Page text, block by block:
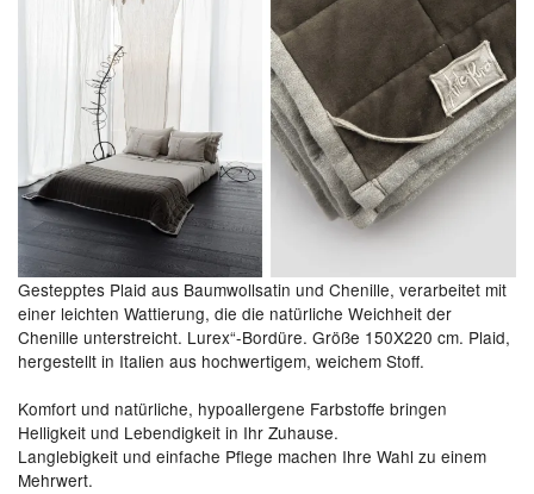
Gestepptes Plaid aus Baumwollsatin und Chenille, verarbeitet mit
einer leichten Wattierung, die die natürliche Weichheit der
Chenille unterstreicht. Lurex“-Bordüre. Größe 150X220 cm. Plaid,
hergestellt in Italien aus hochwertigem, weichem Stoff.
Komfort und natürliche, hypoallergene Farbstoffe bringen
Helligkeit und Lebendigkeit in Ihr Zuhause.
Langlebigkeit und einfache Pflege machen Ihre Wahl zu einem
Mehrwert.